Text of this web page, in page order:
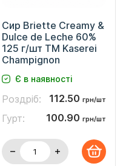
Сир Briette Creamy &
Dulce de Leche 60%
125 г/шт ТМ Kaserei
Champignon
Є в наявності
Роздріб: 112.50 грн/шт
Гурт: 100.90 грн/шт